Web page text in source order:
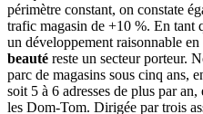
périmètre constant, on constate
trafic magasin de +10 %. En tant
un développement raisonnable
beauté reste un secteur porteur.
parc de magasins sous cinq ans,
soit 5 à 6 adresses de plus par
les Dom-Tom. Dirigée par trois